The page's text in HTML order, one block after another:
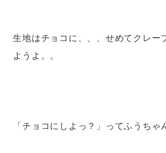
生地はチョコに、、、せめてクレー
ようよ。。
「チョコにしよっ？」ってふうちゃ